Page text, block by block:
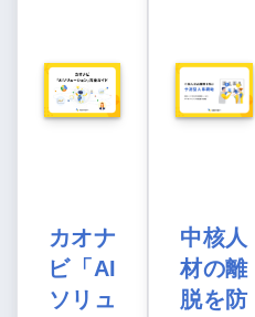
カオナ
ビ「AI
ソリュ
中核人
材の離
脱を防